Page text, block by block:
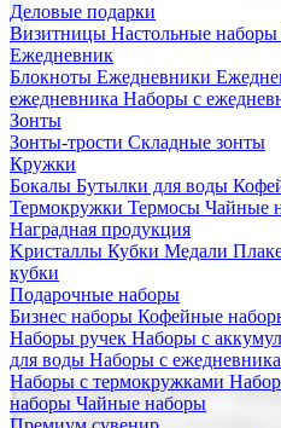
Деловые подарки
Визитницы Настольные наборы
Ежедневник
Блокноты Ежедневники
ежедневника Наборы с
Зонты
Зонты-трости Складные зонты
Кружки
Бокалы Бутылки для воды
Термокружки Термосы Чайные
Наградная продукция
Kристаллы Кубки Медали
кубки
Подарочные наборы
Бизнес наборы Кофейные
Наборы ручек Наборы с
для воды Наборы с
Наборы с термокружками
наборы Чайные наборы
Корпоративные